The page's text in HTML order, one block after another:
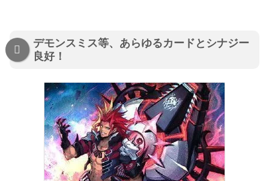
デモンスミス等、あらゆるカードとシナジー
良好！